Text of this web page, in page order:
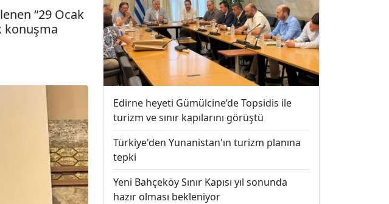
“29 Ocak
konuşma
Edirne heyeti Gümülcine’de Topsidis ile
turizm ve sınır kapılarını görüştü
Türkiye'den Yunanistan'ın turizm planına
tepki
Yeni Bahçeköy Sınır Kapısı yıl sonunda
hazır olması bekleniyor